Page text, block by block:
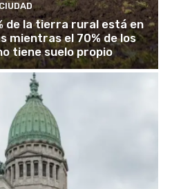
de la tierra rural está en
mientras el 70% de los
tiene suelo propio